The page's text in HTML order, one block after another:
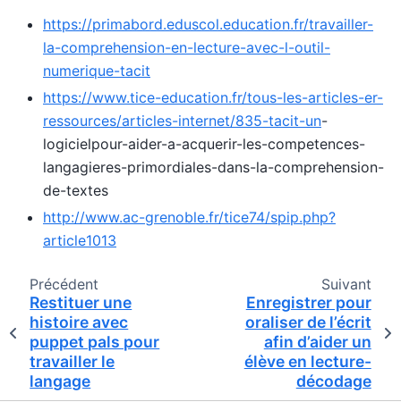
https://primabord.eduscol.education.fr/travailler-
la-comprehension-en-lecture-avec-l-outil-
numerique-tacit
https://www.tice-education.fr/tous-les-articles-er-
ressources/articles-internet/835-tacit-un-
logicielpour-aider-a-acquerir-les-competences-
langagieres-primordiales-dans-la-comprehension-
de-textes
http://www.ac-grenoble.fr/tice74/spip.php?
article1013
Précédent
Restituer une
histoire avec
puppet pals pour
travailler le
langage
Suivant
Enregistrer pour
oraliser de l’écrit
afin d’aider un
élève en lecture-
décodage